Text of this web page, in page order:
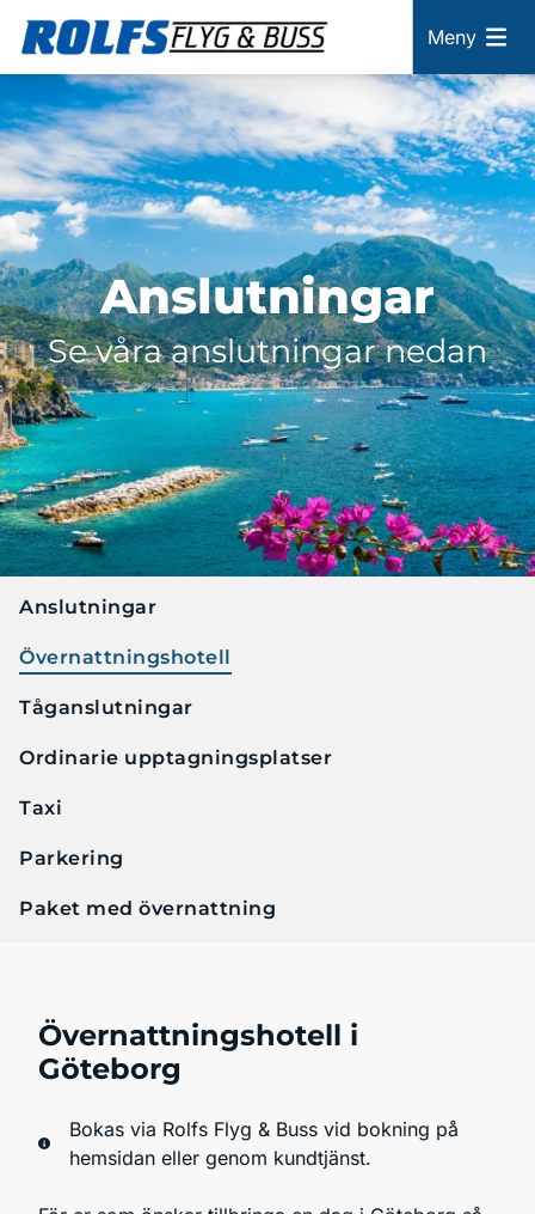
Meny
Anslutningar
Se våra anslutningar nedan
Anslutningar
Övernattningshotell
Tåganslutningar
Ordinarie upptagningsplatser
Taxi
Parkering
Paket med övernattning
Övernattningshotell i
Göteborg
Bokas via Rolfs Flyg & Buss vid bokning på
hemsidan eller genom kundtjänst.